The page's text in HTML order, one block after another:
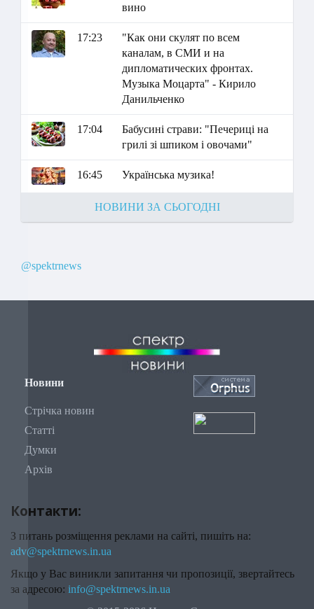
вино
17:23
"Как они скулят по всем
каналам, в СМИ и на
дипломатических фронтах.
Музыка Моцарта" - Кирило
Данильченко
17:04
Бабусині страви: "Печериці на
грилі зі шпиком і овочами"
16:45 Українська музика!
НОВИНИ ЗА СЬОГОДНІ
@spektrnews
Новини
Стрічка новин
Статті
Думки
Архів
Контакти:
З питань розміщення реклами на сайті, пишіть на:
adv@spektrnews.in.ua
Якщо у Вас виникли запитання чи пропозиції, звертайтесь
за адресою: info@spektrnews.in.ua